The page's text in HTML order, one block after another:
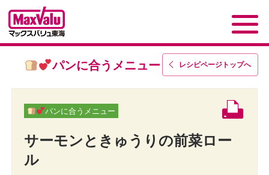
レシピページトップへ
パンに合うメニュー
パンに合うメニュー
サーモンときゅうりの前菜ロー
ル